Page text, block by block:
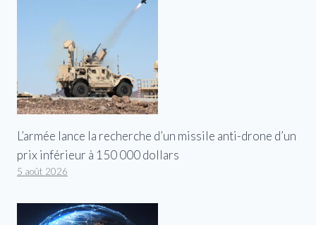
L’armée lance la recherche d’un missile anti-drone d’un
prix inférieur à 150 000 dollars
5 août 2026